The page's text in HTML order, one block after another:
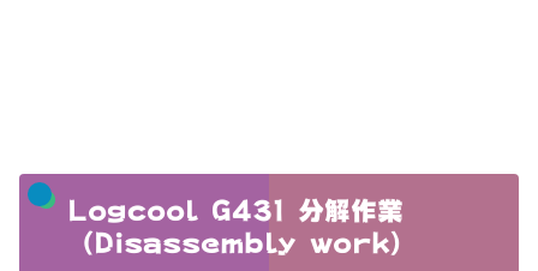
Logcool G431 分解作業
（Disassembly work）